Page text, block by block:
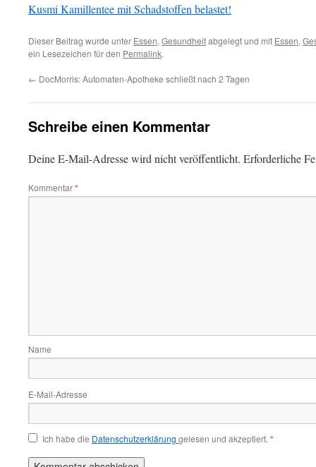
Kusmi Kamillentee mit Schadstoffen belastet!
Dieser Beitrag wurde unter Essen, Gesundheitabgelegt und mit Essen,
ein Lesezeichen für den Permalink.
← DocMorris: Automaten-Apotheke schließt nach 2 Tagen
Schreibe einen Kommentar
Deine E-Mail-Adresse wird nicht veröffentlicht. Erforderliche
Kommentar*
Name
E-Mail-Adresse
Ich habe die Datenschutzerklärung gelesen und akzeptiert. *